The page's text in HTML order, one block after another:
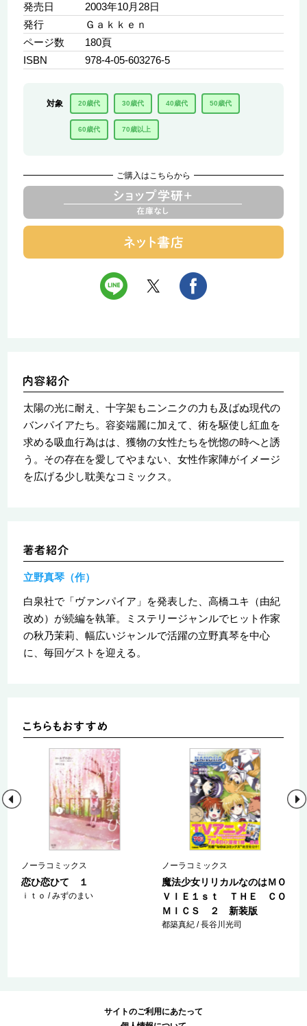
発売日
2003年10月28日
発行
Ｇａｋｋｅｎ
ページ数
180頁
ISBN
978-4-05-603276-5
対象 20歳代 30歳代 40歳代 50歳代
60歳代 70歳以上
ご購入はこちらから
太陽の光に耐え、十字架もニンニクの力も及ばぬ現代の
バンパイアたち。容姿端麗に加えて、術を駆使し紅血を
求める吸血行為はは、獲物の女性たちを恍惚の時へと誘
う。その存在を愛してやまない、女性作家陣がイメージ
を広げる少し耽美なコミックス。
立野真琴（作）
白泉社で「ヴァンパイア」を発表した、高橋ユキ（由紀
改め）が続編を執筆。ミステリージャンルでヒット作家
の秋乃茉莉、幅広いジャンルで活躍の立野真琴を中心
に、毎回ゲストを迎える。
ノーラコミックス
恋ひ恋ひて １
ｉｔｏ / みずのまい
ノーラコミックス
魔法少女リリカルなのはＭＯ
ＶＩＥ１ｓｔ ＴＨＥ ＣＯ
ＭＩＣＳ ２ 新装版
都築真紀 / 長谷川光司
サイトのご利用にあたって